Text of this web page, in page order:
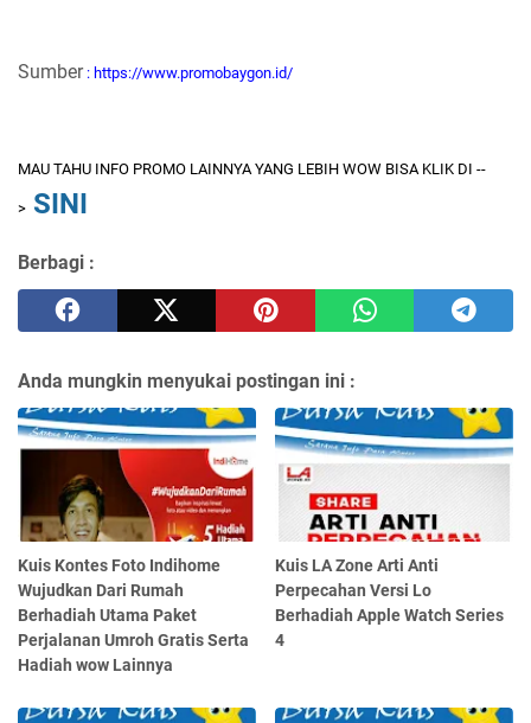
Sumber: https://www.promobaygon.id/
MAU TAHU INFO PROMO LAINNYA YANG LEBIH WOW BISA KLIK DI --
> SINI
Berbagi :
Anda mungkin menyukai postingan ini :
Kuis Kontes Foto Indihome
Wujudkan Dari Rumah
Berhadiah Utama Paket
Perjalanan Umroh Gratis Serta
Hadiah wow Lainnya
Kuis LA Zone Arti Anti
Perpecahan Versi Lo
Berhadiah Apple Watch Series
4